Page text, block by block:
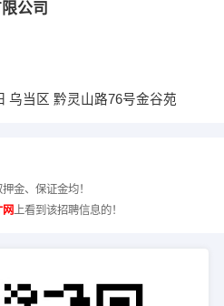
公司
乌当区 黔灵山路76号金谷苑
金、保证金均！
网上看到该招聘信息的！